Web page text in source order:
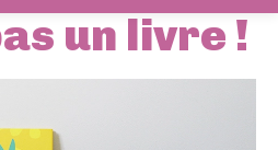
un livre !